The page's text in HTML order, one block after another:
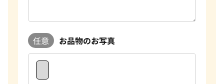
任意 お品物のお写真